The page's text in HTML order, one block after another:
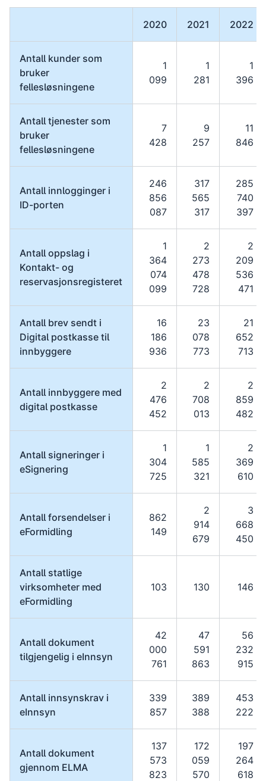
2020 2021 2022
Antall kunder som
bruker
fellesløsningene
1
099
1
281
1
396
Antall tjenester som
bruker
fellesløsningene
7
428
9
257
11
846
Antall innlogginger i
ID-porten
246
856
087
317
565
317
285
740
397
Antall oppslag i
Kontakt- og
reservasjonsregisteret
1
364
074
099
2
273
478
728
2
209
536
471
Antall brev sendt i
Digital postkasse til
innbyggere
16
186
936
23
078
773
21
652
713
Antall innbyggere med
digital postkasse
2
476
452
2
708
013
2
859
482
Antall signeringer i
eSignering
1
304
725
1
585
321
2
369
610
Antall forsendelser i
eFormidling
862
149
2
914
679
3
668
450
Antall statlige
virksomheter med
eFormidling
103 130 146
Antall dokument
tilgjengelig i eInnsyn
42
000
761
47
591
863
56
232
915
Antall innsynskrav i
eInnsyn
339
857
389
388
453
222
Antall dokument
gjennom ELMA
137
573
823
172
059
570
197
264
618